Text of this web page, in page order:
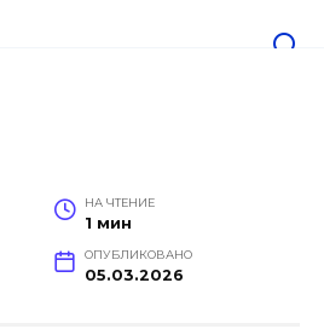
НА ЧТЕНИЕ
1 мин
ОПУБЛИКОВАНО
05.03.2026